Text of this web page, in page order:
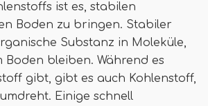
ist es, stabilen
Boden zu bringen. Stabiler
Substanz in Moleküle,
Boden bleiben. Während es
gibt, gibt es auch Kohlenstoff,
Einige schnell